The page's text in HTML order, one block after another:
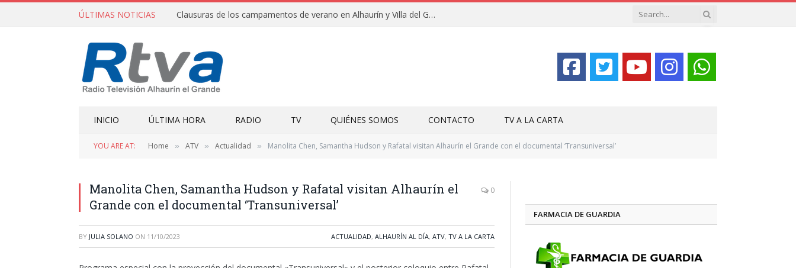
ÚLTIMAS NOTICIAS Clausuras de los campamentos de verano en Alhaurín y Villa del Guadalhorce 2026
INICIO ÚLTIMA HORA RADIO TV QUIÉNES SOMOS CONTACTO TV A LA CARTA
YOU ARE AT: Home » ATV » Actualidad » Manolita Chen, Samantha Hudson y Rafatal visitan Alhaurín el Grande con el documental ‘Transuniversal’
Manolita Chen, Samantha Hudson y Rafatal visitan Alhaurín el
Grande con el documental ‘Transuniversal’
0
BY JULIA SOLANO ON 11/10/2023 ACTUALIDAD, ALHAURÍN AL DÍA, ATV, TV A LA CARTA
FARMACIA DE GUARDIA